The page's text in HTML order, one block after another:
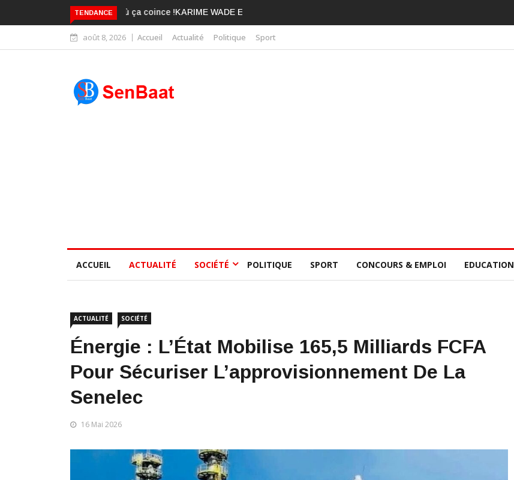
TENDANCE KARIME WADE EST DÉJÀ BLANCHI PAR LA CONSCIENCE COLLECTIVE DES SÉNÉGALAIS
août 8, 2026 Accueil Actualité Politique Sport
ACCUEIL ACTUALITÉ SOCIÉTÉ POLITIQUE SPORT CONCOURS & EMPLOI EDUCATION
ACTUALITÉ SOCIÉTÉ
Énergie : L’État Mobilise 165,5 Milliards FCFA
Pour Sécuriser L’approvisionnement De La
Senelec
16 Mai 2026